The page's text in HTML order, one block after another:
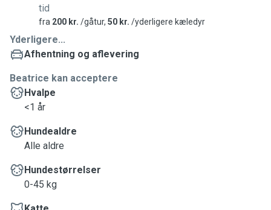
tid
fra 200 kr. /gåtur, 50 kr. /yderligere kæledyr
Yderligere...
Afhentning og aflevering
Beatrice kan acceptere
Hvalpe
<1 år
Hundealdre
Alle aldre
Hundestørrelser
0-45 kg